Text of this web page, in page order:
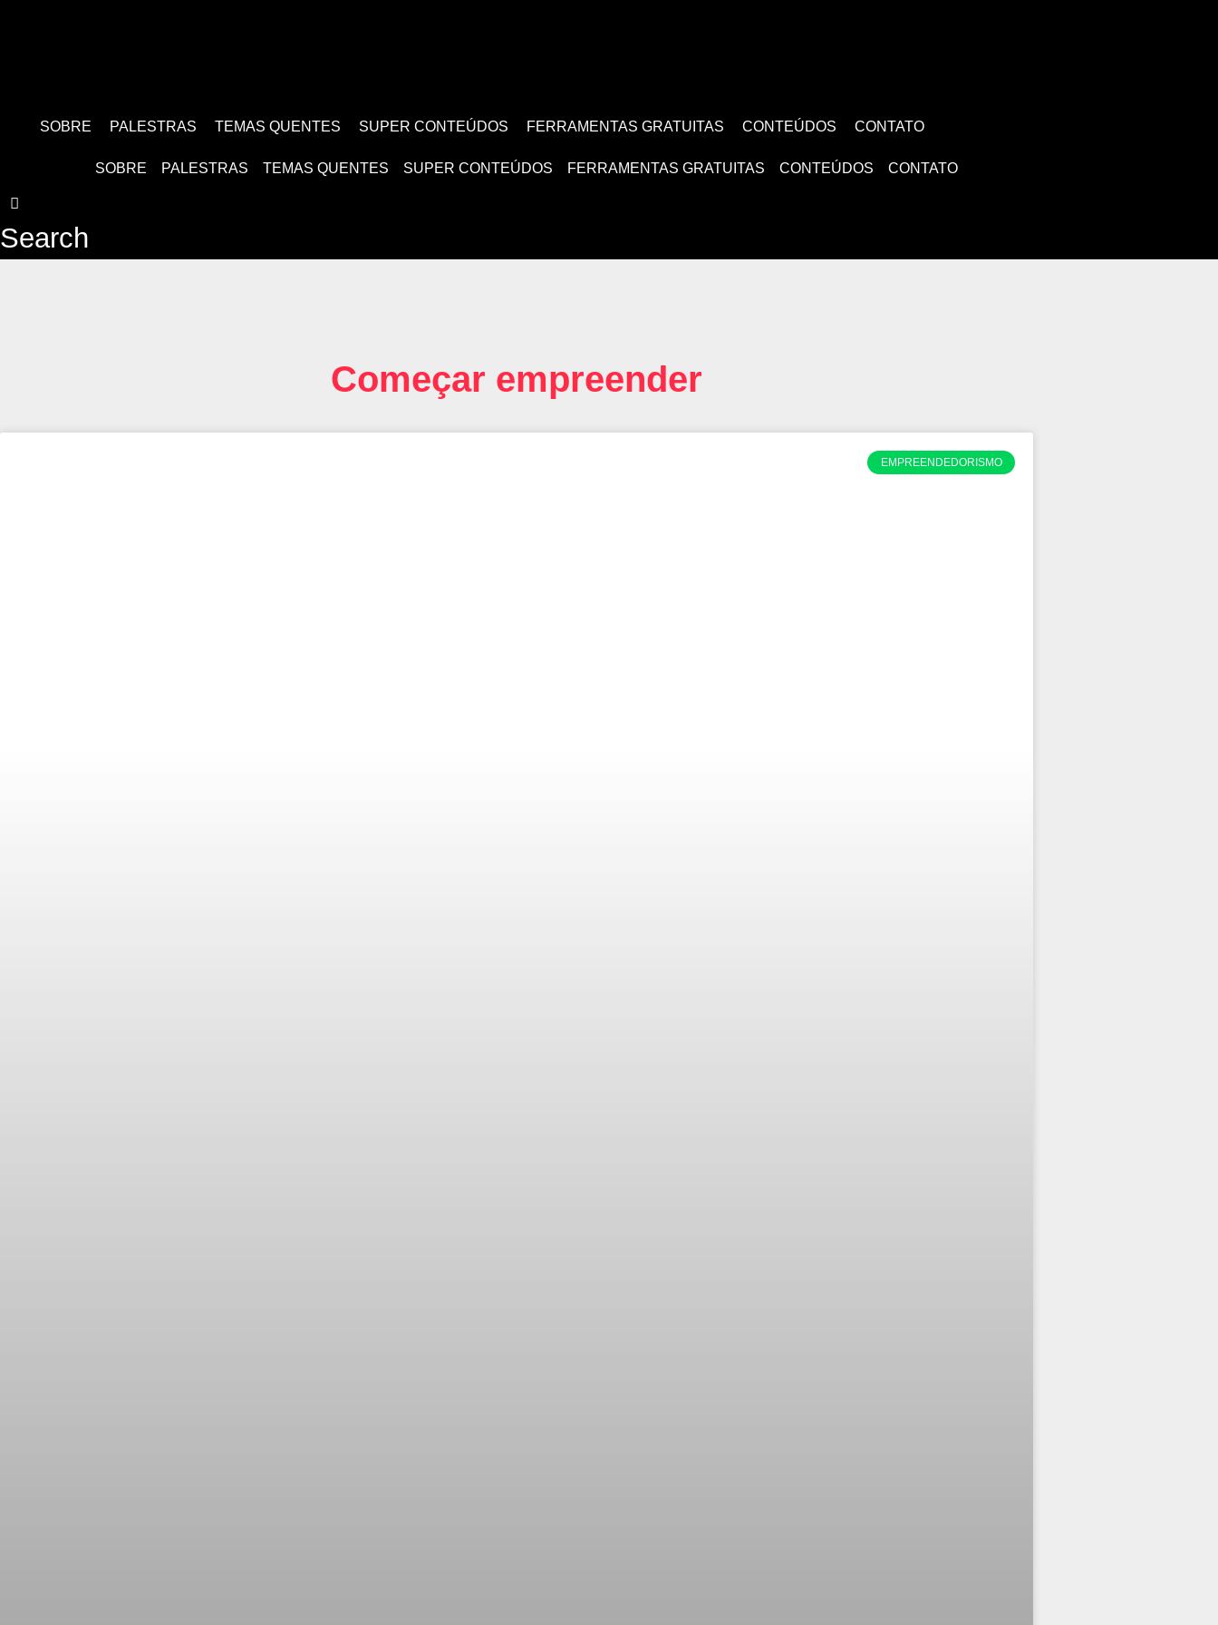
SOBRE PALESTRAS TEMAS QUENTES SUPER CONTEÚDOS FERRAMENTAS GRATUITAS CONTEÚDOS CONTATO
SOBRE PALESTRAS TEMAS QUENTES SUPER CONTEÚDOS FERRAMENTAS GRATUITAS CONTEÚDOS CONTATO
Search
Começar empreender
EMPREENDEDORISMO